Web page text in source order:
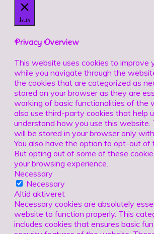
Luk
Privacy Overview
This website uses cookies to improve
while you navigate through the
the cookies that are categorized as
stored on your browser as they are
working of basic functionalities of the
also use third-party cookies that help
understand how you use this website.
will be stored in your browser only
You also have the option to opt-out of
But opting out of some of these
your browsing experience.
Necessary
Necessary
Altid aktiveret
Necessary cookies are absolutely
website to function properly. This
includes cookies that ensures basic